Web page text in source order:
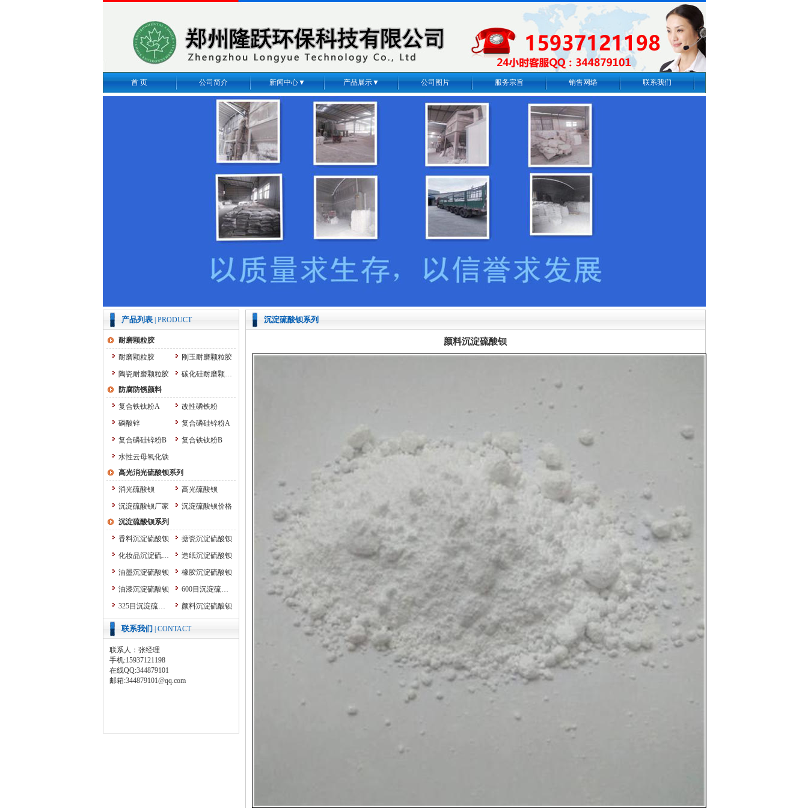
首 页 公司简介 新闻中心▼ 产品展示▼ 公司图片 服务宗旨 销售网络 联系我们
沉淀硫酸钡系列
颜料沉淀硫酸钡
产品列表| PRODUCT
耐磨颗粒胶
耐磨颗粒胶
刚玉耐磨颗粒胶
陶瓷耐磨颗粒胶
碳化硅耐磨颗粒胶
防腐防锈颜料
复合铁钛粉A
改性磷铁粉
磷酸锌
复合磷硅锌粉A
复合磷硅锌粉B
复合铁钛粉B
水性云母氧化铁
高光消光硫酸钡系列
消光硫酸钡
高光硫酸钡
沉淀硫酸钡厂家
沉淀硫酸钡价格
沉淀硫酸钡系列
香料沉淀硫酸钡
搪瓷沉淀硫酸钡
化妆品沉淀硫酸钡
造纸沉淀硫酸钡
油墨沉淀硫酸钡
橡胶沉淀硫酸钡
油漆沉淀硫酸钡
600目沉淀硫酸钡
325目沉淀硫酸钡
颜料沉淀硫酸钡
涂料沉淀硫酸钡
塑料沉淀硫酸钡
改性沉淀硫酸钡
耐磨颗粒胶
联系我们 | CONTACT
联系人：张经理
手机:15937121198
在线QQ:344879101
邮箱:344879101@qq.com